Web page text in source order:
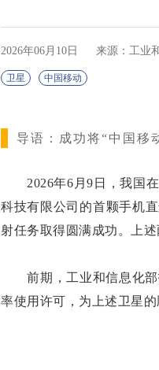
2026年06月10日 来源：工业
卫星 中国移动
导语： 成功将“中国移
2026年6月9日，我国在
科技有限公司的首颗手机
射任务取得圆满成功。上
前期，工业和信息化部
率使用许可，为上述卫星的